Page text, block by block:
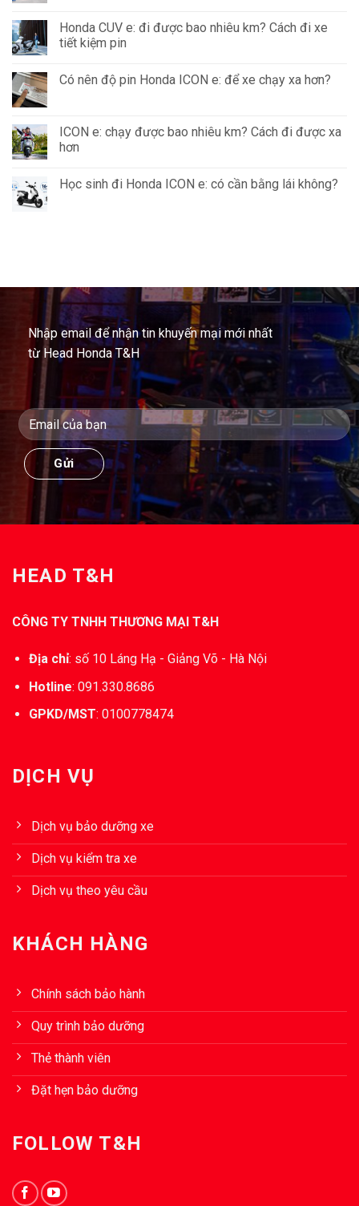
Honda CUV e: đi được bao nhiêu km? Cách đi xe
tiết kiệm pin
Có nên độ pin Honda ICON e: để xe chạy xa hơn?
ICON e: chạy được bao nhiêu km? Cách đi được xa
hơn
Học sinh đi Honda ICON e: có cần bằng lái không?
Nhập email để nhận tin khuyến mại mới nhất
từ Head Honda T&H
HEAD T&H
CÔNG TY TNHH THƯƠNG MẠI T&H
Địa chỉ: số 10 Láng Hạ - Giảng Võ - Hà Nội
Hotline: 091.330.8686
GPKD/MST: 0100778474
DỊCH VỤ
Dịch vụ bảo dưỡng xe
Dịch vụ kiểm tra xe
Dịch vụ theo yêu cầu
KHÁCH HÀNG
Chính sách bảo hành
Quy trình bảo dưỡng
Thẻ thành viên
Đặt hẹn bảo dưỡng
FOLLOW T&H